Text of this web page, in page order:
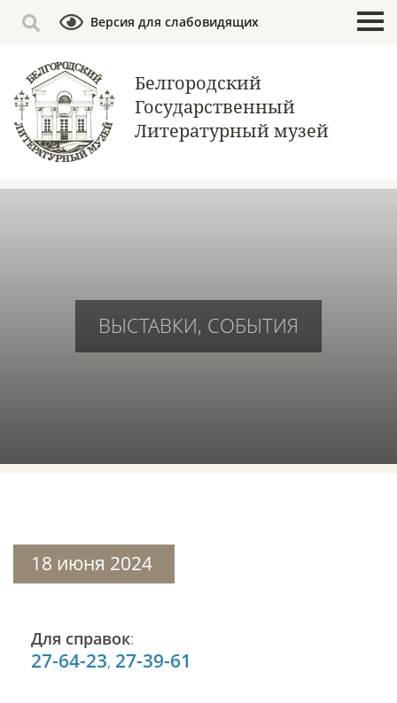
Версия для слабовидящих
Белгородский
Государственный
Литературный музей
ВЫСТАВКИ, СОБЫТИЯ
18 июня 2024
Для справок:
27-64-23, 27-39-61